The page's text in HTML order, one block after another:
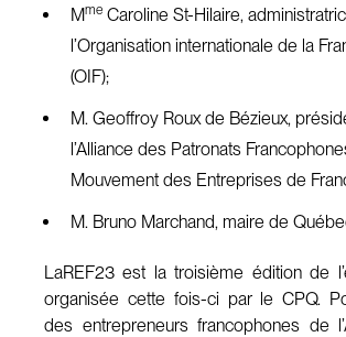
Mme Caroline St-Hilaire,
l’Organisation internationale de la
(OIF);
M. Geoffroy Roux de Bézieux,
l’Alliance des Patronats
Mouvement des Entreprises de
M. Bruno Marchand, maire de
LaREF23 est la troisième édition de
organisée cette fois-ci par le CPQ.
des entrepreneurs francophones de